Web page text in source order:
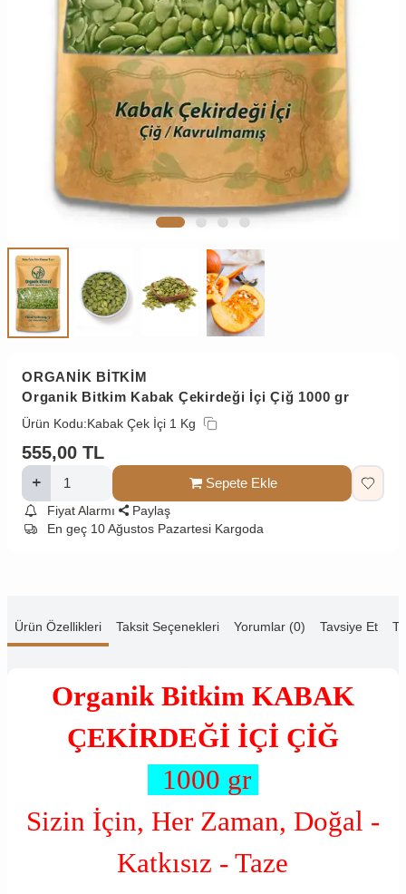
ORGANİK BİTKİM
Organik Bitkim Kabak Çekirdeği İçi Çiğ 1000 gr
Ürün Kodu:Kabak Çek İçi 1 Kg
555,00 TL
Sepete Ekle
Fiyat Alarmı
Paylaş
En geç 10 Ağustos Pazartesi Kargoda
Ürün Özellikleri Taksit Seçenekleri Yorumlar (0) Tavsiye Et
Organik Bitkim KABAK
ÇEKİRDEĞİ İÇİ ÇİĞ
1000 gr
Sizin İçin, Her Zaman, Doğal -
Katkısız - Taze